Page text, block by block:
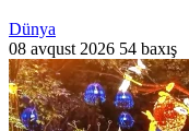
Dünya
08 avqust 2026 54 baxış